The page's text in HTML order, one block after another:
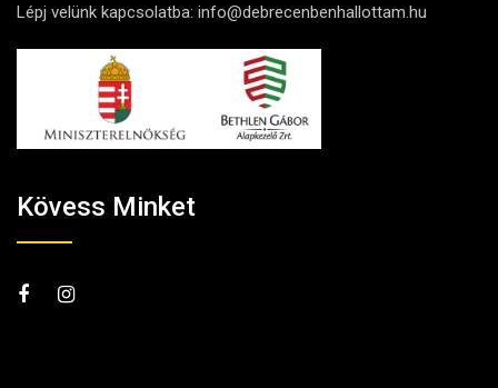
Lépj velünk kapcsolatba: info@debrecenbenhallottam.hu
Kövess Minket